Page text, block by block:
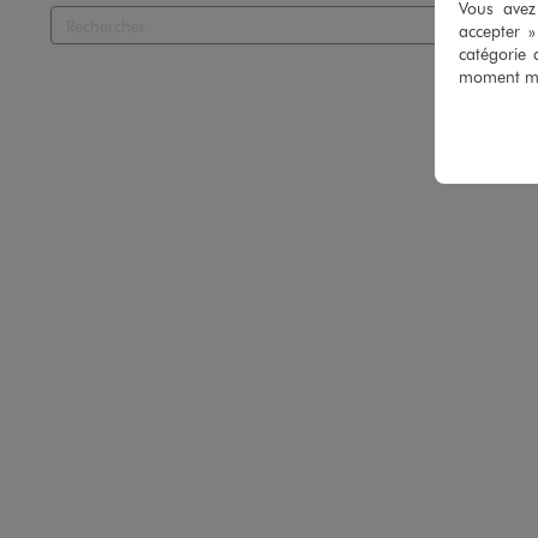
Vous
accepter
catégorie
moment